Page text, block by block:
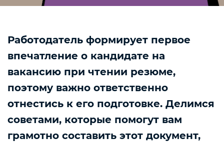
Работодатель формирует первое
впечатление о кандидате на
вакансию при чтении резюме,
поэтому важно ответственно
отнестись к его подготовке. Делимся
советами, которые помогут вам
грамотно составить этот документ,